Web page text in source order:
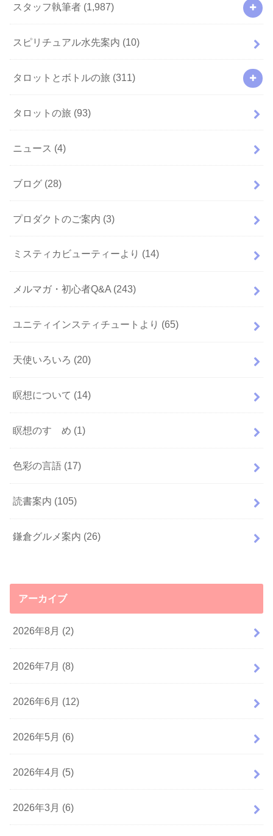
スタッフ執筆者 (1,987)
スピリチュアル水先案内 (10)
タロットとボトルの旅 (311)
タロットの旅 (93)
ニュース (4)
ブログ (28)
プロダクトのご案内 (3)
ミスティカビューティーより (14)
メルマガ・初心者Q&A (243)
ユニティインスティチュートより (65)
天使いろいろ (20)
瞑想について (14)
瞑想のすゝめ (1)
色彩の言語 (17)
読書案内 (105)
鎌倉グルメ案内 (26)
アーカイブ
2026年8月 (2)
2026年7月 (8)
2026年6月 (12)
2026年5月 (6)
2026年4月 (5)
2026年3月 (6)